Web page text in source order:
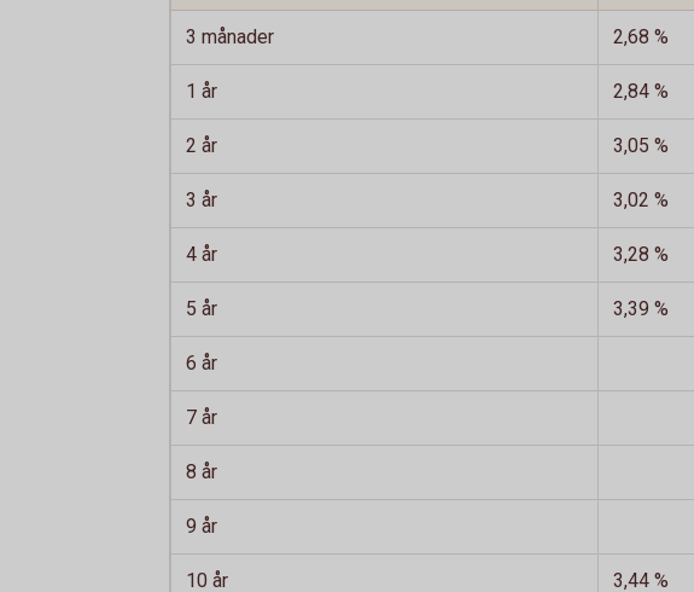
3 månader 2,68 %
1 år 2,84 %
2 år 3,05 %
3 år 3,02 %
4 år 3,28 %
5 år 3,39 %
6 år
7 år
8 år
9 år
10 år 3,44 %